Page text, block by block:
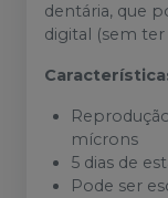
dentária, que
digital (sem ter
mícrons
5 dias de
Pode ser